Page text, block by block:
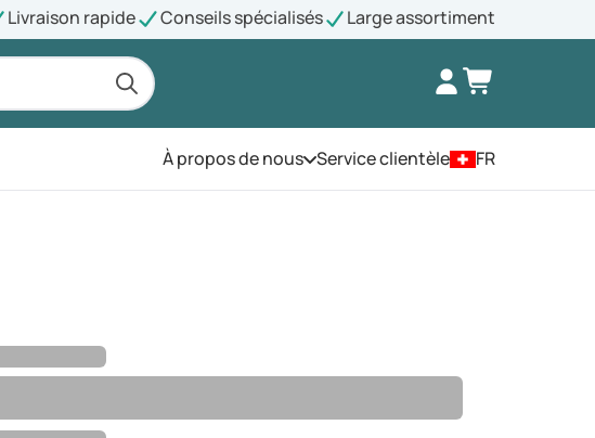
Livraison rapide Conseils spécialisés Large assortiment
À propos de nousOuvrez le menu
Service clientèle FR